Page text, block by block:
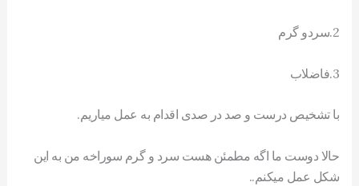
2.سردو گرم
3.فاضلاب
با تشخیص درست و صد در صدی اقدام به عمل میاریم.
حالا دوست ما اگه مطمئن هست سرد و گرم سوراخه من به این
شکل عمل میکنم..